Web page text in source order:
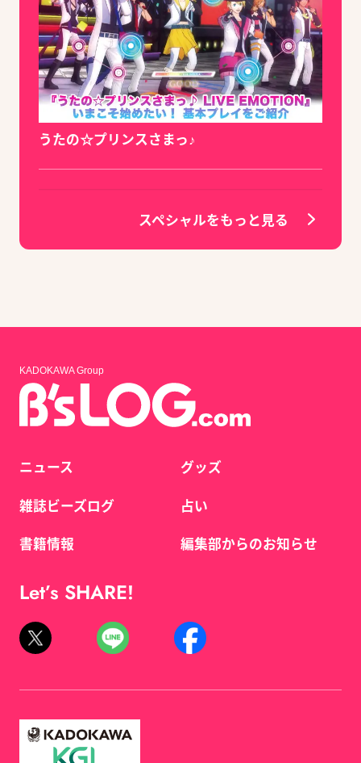
うたの☆プリンスさまっ♪
スペシャルをもっと見る
KADOKAWA Group
ニュース
雑誌ビーズログ
書籍情報
グッズ
占い
編集部からのお知らせ
Let’s SHARE!